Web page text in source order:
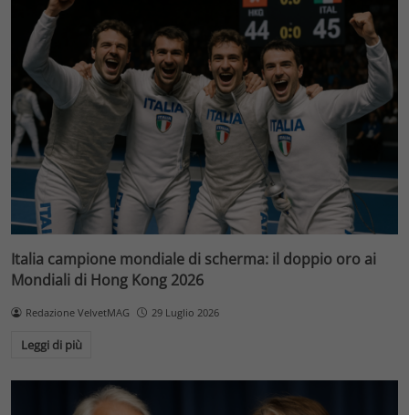
Italia campione mondiale di scherma: il doppio oro ai
Mondiali di Hong Kong 2026
Redazione VelvetMAG 29 Luglio 2026
Leggi di più